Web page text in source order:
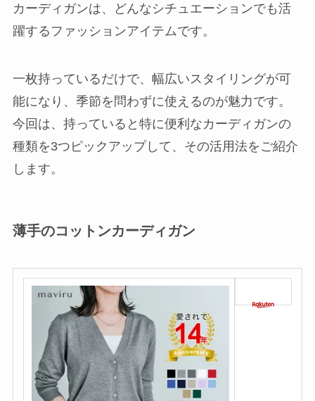
カーディガンは、どんなシチュエーションでも活
躍するファッションアイテムです。
一枚持っているだけで、幅広いスタイリングが可
能になり、季節を問わずに使えるのが魅力です。
今回は、持っていると特に便利なカーディガンの
種類を3つピックアップして、その活用法をご紹介
します。
薄手のコットンカーディガン